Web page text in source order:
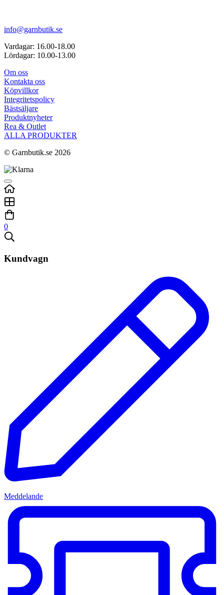
info@garnbutik.se
Vardagar: 16.00-18.00
Lördagar: 10.00-13.00
Om oss
Kontakta oss
Köpvillkor
Integritetspolicy
Bästsäljare
Produktnyheter
Rea & Outlet
ALLA PRODUKTER
© Garnbutik.se 2026
0
Kundvagn
Meddelande